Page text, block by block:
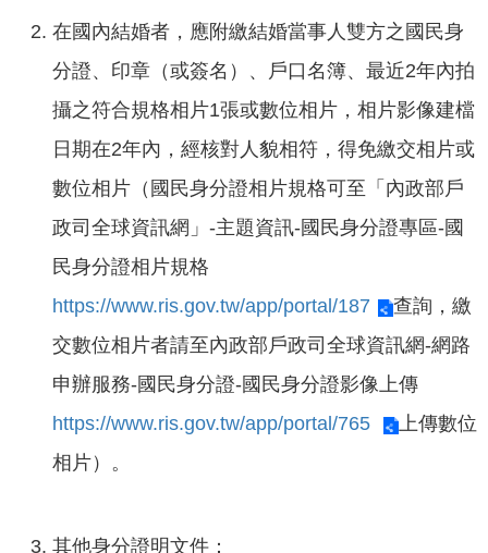
在國內結婚者，應附繳結婚當事人雙方之國民身
分證、印章（或簽名）、戶口名簿、最近2年內拍
攝之符合規格相片1張或數位相片，相片影像建檔
日期在2年內，經核對人貌相符，得免繳交相片或
數位相片（國民身分證相片規格可至「內政部戶
政司全球資訊網」-主題資訊-國民身分證專區-國
民身分證相片規格
https://www.ris.gov.tw/app/portal/187
查詢，繳
交數位相片者請至內政部戶政司全球資訊網-網路
申辦服務-國民身分證-國民身分證影像上傳
https://www.ris.gov.tw/app/portal/765
上傳數位
相片）。
其他身分證明文件：